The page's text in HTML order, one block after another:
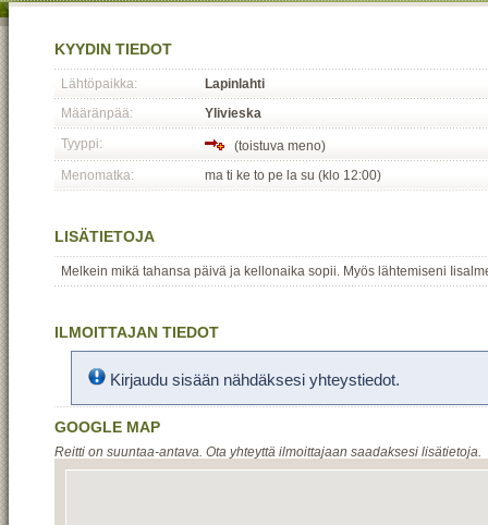
KYYDIN TIEDOT
Lähtöpaikka:
Lapinlahti
Määränpää:
Ylivieska
Tyyppi:
(toistuva meno)
Menomatka:
ma ti ke to pe la su (klo 12:00)
LISÄTIETOJA
Melkein mikä tahansa päivä ja kellonaika sopii. Myös lähtemiseni
ILMOITTAJAN TIEDOT
Kirjaudu sisään nähdäksesi yhteystiedot.
GOOGLE MAP
Reitti on suuntaa-antava. Ota yhteyttä ilmoittajaan saadaksesi lisätietoja.